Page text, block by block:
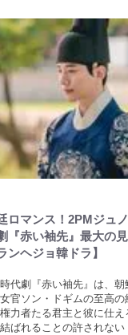
ロマンス！2PMジュ
『赤い袖先』最大の
ンヘジョ韓ドラ】
代劇『赤い袖先』は、朝
官ソン・ドギムの至高の
力者たる君主と彼に仕え
ばれることの許されない